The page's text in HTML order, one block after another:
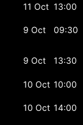
11 Oct 13:00
9 Oct 09:30
9 Oct 13:30
10 Oct 10:00
10 Oct 14:00